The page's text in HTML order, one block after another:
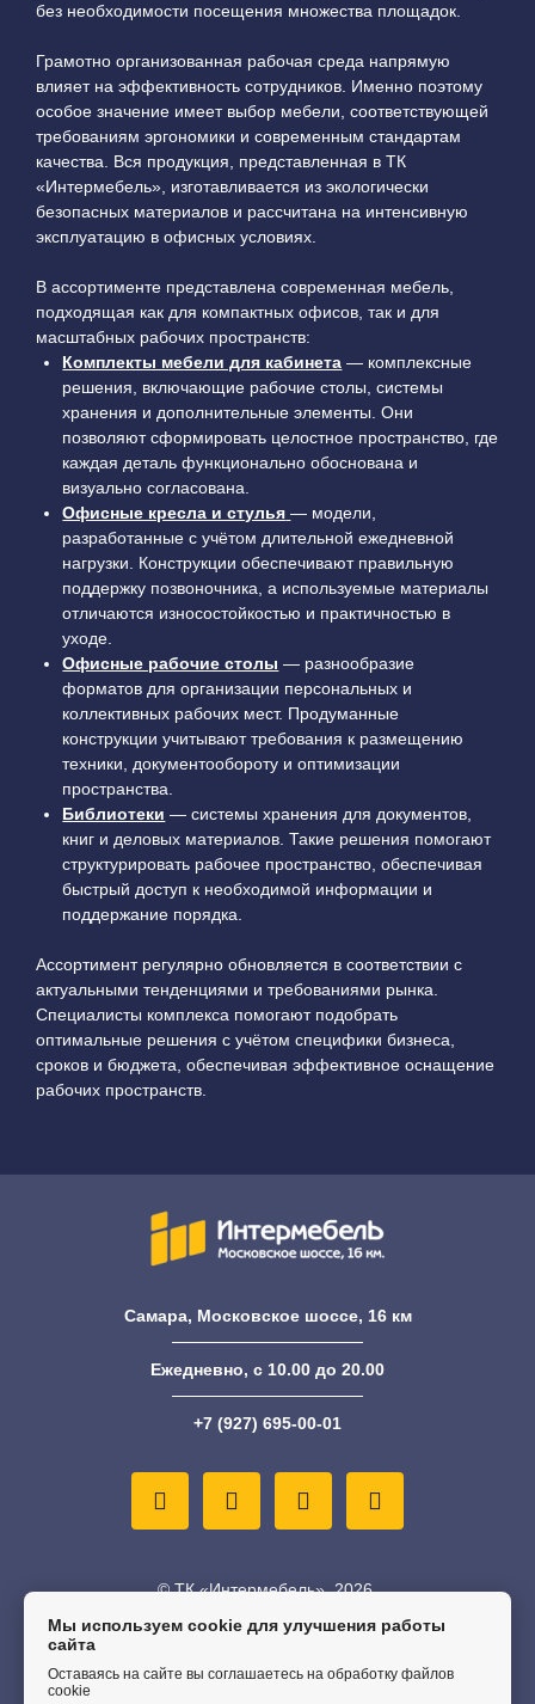
без необходимости посещения множества площадок.
Грамотно организованная рабочая среда напрямую
влияет на эффективность сотрудников. Именно поэтому
особое значение имеет выбор мебели, соответствующей
требованиям эргономики и современным стандартам
качества. Вся продукция, представленная в ТК
«Интермебель», изготавливается из экологически
безопасных материалов и рассчитана на интенсивную
эксплуатацию в офисных условиях.
В ассортименте представлена современная мебель,
подходящая как для компактных офисов, так и для
масштабных рабочих пространств:
Комплекты мебели для кабинета — комплексные
решения, включающие рабочие столы, системы
хранения и дополнительные элементы. Они
позволяют сформировать целостное пространство, где
каждая деталь функционально обоснована и
визуально согласована.
Офисные кресла и стулья — модели,
разработанные с учётом длительной ежедневной
нагрузки. Конструкции обеспечивают правильную
поддержку позвоночника, а используемые материалы
отличаются износостойкостью и практичностью в
уходе.
Офисные рабочие столы — разнообразие
форматов для организации персональных и
коллективных рабочих мест. Продуманные
конструкции учитывают требования к размещению
техники, документообороту и оптимизации
пространства.
Библиотеки — системы хранения для документов,
книг и деловых материалов. Такие решения помогают
структурировать рабочее пространство, обеспечивая
быстрый доступ к необходимой информации и
поддержание порядка.
Ассортимент регулярно обновляется в соответствии с
актуальными тенденциями и требованиями рынка.
Специалисты комплекса помогают подобрать
оптимальные решения с учётом специфики бизнеса,
сроков и бюджета, обеспечивая эффективное оснащение
рабочих пространств.
Самара, Московское шоссе, 16 км
Ежедневно, с 10.00 до 20.00
+7 (927) 695-00-01
© ТК «Интермебель», 2026.
Информация на сайте не является публичной офертой
Политика конфиденциальности
Мы используем cookie для улучшения работы
сайта
Оставаясь на сайте вы соглашаетесь на обработку файлов
cookie